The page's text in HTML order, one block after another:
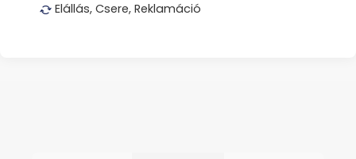
Elállás, Csere, Reklamáció